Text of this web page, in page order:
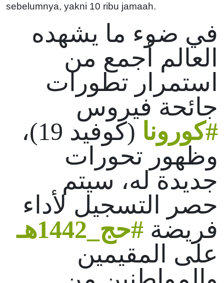
sebelumnya, yakni 10 ribu jamaah.
في ضوء ما يشهده
العالم أجمع من
استمرار تطورات
جائحة فيروس
#كورونا
(كوفيد 19)،
وظهور تحورات
جديدة له، سيتم
حصر التسجيل لأداء
فريضة #حج_1442هـ
على المقيمين